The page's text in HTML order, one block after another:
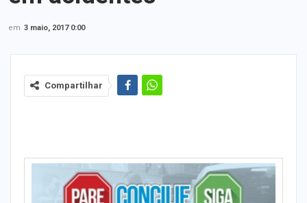
em 3 maio, 2017 0:00
Compartilhar